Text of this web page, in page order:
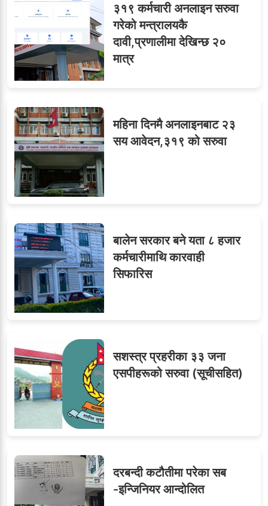
८ जुनियरलाई दोहोरो जिम्मेवारी,
मन्त्रालयभित्र असन्तुष्टि
९र दुई लेखापढी व्यवसायी ३ लाख
घुससहित पक्राउ
३१९ कर्मचारी अनलाइन सरुवा
गरेको मन्त्रालयकै
दावी,प्रणालीमा देखिन्छ २०
मात्र
महिना दिनमै अनलाइनबाट २३
सय आवेदन,३१९ को सरुवा
बालेन सरकार बने यता ८ हजार
कर्मचारीमाथि कारवाही
सिफारिस
सशस्त्र प्रहरीका ३३ जना
एसपीहरूको सरुवा (सूचीसहित)
दरबन्दी कटौतीमा परेका सब
-इन्जिनियर आन्दोलित